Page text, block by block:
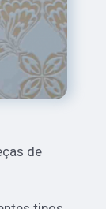
de